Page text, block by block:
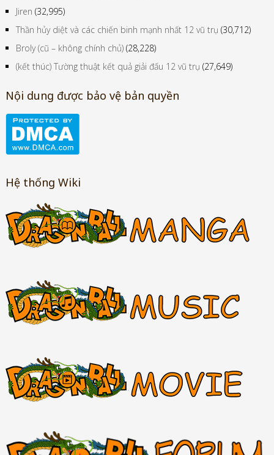
Jiren (32,995)
Thần hủy diệt và các chiến binh mạnh nhất 12 vũ trụ (30,712)
Broly (cũ – không chính chủ) (28,228)
(kết thúc) Tường thuật kết quả giải đấu 12 vũ trụ (27,649)
Nội dung được bảo vệ bản quyền
Hệ thống Wiki